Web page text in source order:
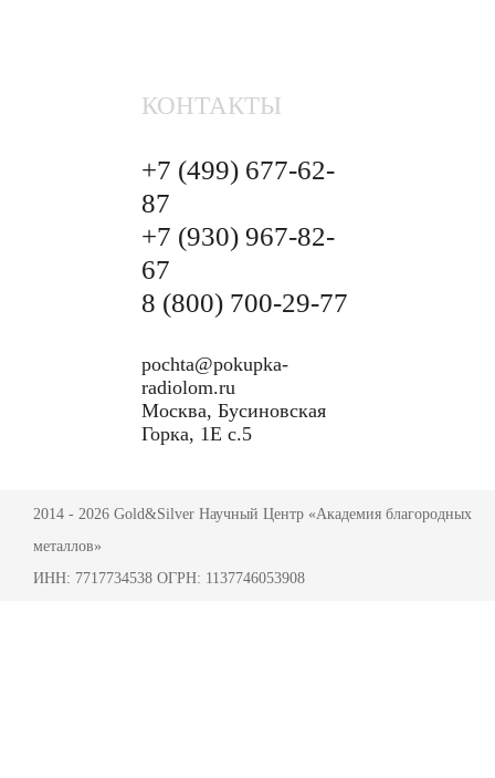
КОНТАКТЫ
+7 (499) 677-62-
87
+7 (930) 967-82-
67
8 (800) 700-29-77
pochta@pokupka-
radiolom.ru
Москва, Бусиновская
Горка, 1Е с.5
2014 - 2026 Gold&Silver Научный Центр «Академия благородных
металлов»
ИНН: 7717734538 ОГРН: 1137746053908